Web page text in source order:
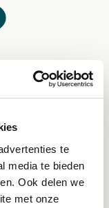
te
media te bieden
Ook delen we
met onze
uur
klantenservice